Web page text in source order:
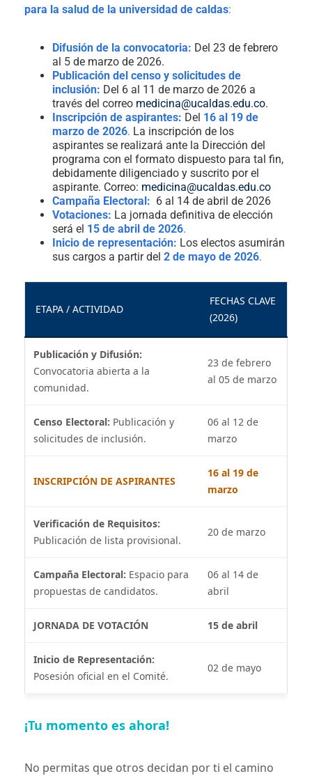
para la salud de la universidad de caldas:
Difusión de la convocatoria: Del 23 de febrero
al 5 de marzo de 2026.
Publicación del censo y solicitudes de
inclusión: Del 6 al 11 de marzo de 2026 a
través del correo medicina@ucaldas.edu.co.
Inscripción de aspirantes: Del 16 al 19 de
marzo de 2026. La inscripción de los
aspirantes se realizará ante la Dirección del
programa con el formato dispuesto para tal fin,
debidamente diligenciado y suscrito por el
aspirante. Correo: medicina@ucaldas.edu.co
Campaña Electoral: 6 al 14 de abril de 2026
Votaciones: La jornada definitiva de elección
será el 15 de abril de 2026.
Inicio de representación: Los electos asumirán
sus cargos a partir del 2 de mayo de 2026.
ETAPA / ACTIVIDAD
FECHAS CLAVE
(2026)
Publicación y Difusión:
Convocatoria abierta a la
comunidad.
23 de febrero
al 05 de marzo
Censo Electoral: Publicación y
solicitudes de inclusión.
06 al 12 de
marzo
INSCRIPCIÓN DE ASPIRANTES
16 al 19 de
marzo
Verificación de Requisitos:
Publicación de lista provisional.
20 de marzo
Campaña Electoral: Espacio para
propuestas de candidatos.
06 al 14 de
abril
JORNADA DE VOTACIÓN 15 de abril
Inicio de Representación:
Posesión oficial en el Comité.
02 de mayo
¡Tu momento es ahora!
No permitas que otros decidan por ti el camino